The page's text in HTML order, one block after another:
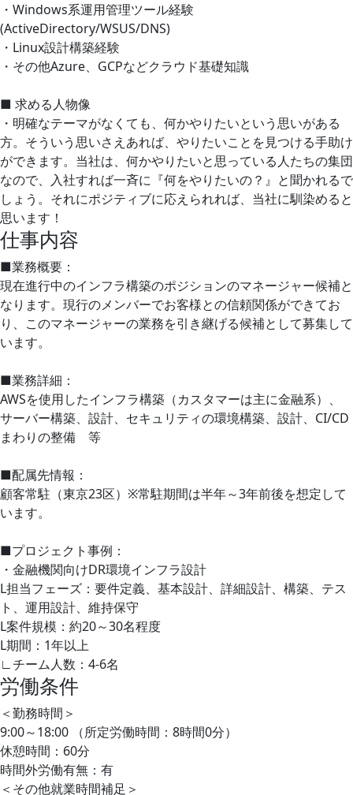
・Windows系運用管理ツール経験
(ActiveDirectory/WSUS/DNS)
・Linux設計構築経験
・その他Azure、GCPなどクラウド基礎知識
■ 求める人物像
・明確なテーマがなくても、何かやりたいという思いがある
方。そういう思いさえあれば、やりたいことを見つける手助け
ができます。当社は、何かやりたいと思っている人たちの集団
なので、入社すれば一斉に『何をやりたいの？』と聞かれるで
しょう。それにポジティブに応えられれば、当社に馴染めると
思います！
仕事内容
■業務概要：
現在進行中のインフラ構築のポジションのマネージャー候補と
なります。現行のメンバーでお客様との信頼関係ができてお
り、このマネージャーの業務を引き継げる候補として募集して
います。
■業務詳細：
AWSを使用したインフラ構築（カスタマーは主に金融系）、
サーバー構築、設計、セキュリティの環境構築、設計、CI/CD
まわりの整備 等
■配属先情報：
顧客常駐（東京23区）※常駐期間は半年～3年前後を想定して
います。
■プロジェクト事例：
・金融機関向けDR環境インフラ設計
L担当フェーズ：要件定義、基本設計、詳細設計、構築、テス
ト、運用設計、維持保守
L案件規模：約20～30名程度
L期間：1年以上
∟チーム人数：4-6名
労働条件
＜勤務時間＞
9:00～18:00 （所定労働時間：8時間0分）
休憩時間：60分
時間外労働有無：有
＜その他就業時間補足＞